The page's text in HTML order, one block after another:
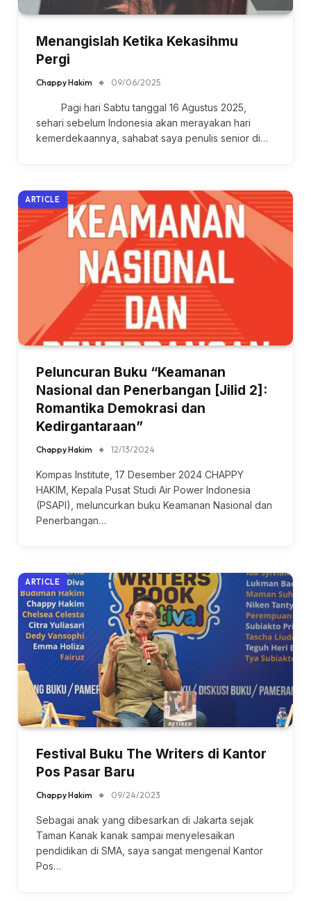
Menangislah Ketika Kekasihmu
Pergi
Chappy Hakim 09/06/2025
Pagi hari Sabtu tanggal 16 Agustus 2025,
sehari sebelum Indonesia akan merayakan hari
kemerdekaannya, sahabat saya penulis senior di…
ARTICLE
Peluncuran Buku “Keamanan
Nasional dan Penerbangan [Jilid 2]:
Romantika Demokrasi dan
Kedirgantaraan”
Chappy Hakim 12/13/2024
Kompas Institute, 17 Desember 2024 CHAPPY
HAKIM, Kepala Pusat Studi Air Power Indonesia
(PSAPI), meluncurkan buku Keamanan Nasional dan
Penerbangan…
ARTICLE
Festival Buku The Writers di Kantor
Pos Pasar Baru
Chappy Hakim 09/24/2023
Sebagai anak yang dibesarkan di Jakarta sejak
Taman Kanak kanak sampai menyelesaikan
pendidikan di SMA, saya sangat mengenal Kantor
Pos…